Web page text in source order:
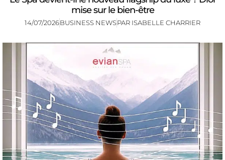
mise sur le bien-être
14/07/2026BUSINESS NEWSPAR ISABELLE CHARRIER